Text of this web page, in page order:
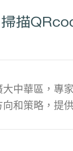
中華區，專
和策略，提